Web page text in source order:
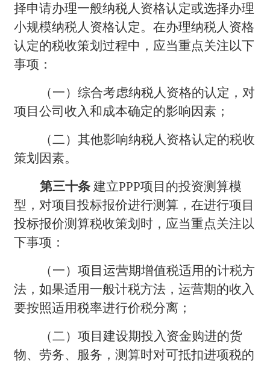
择申请办理一般纳税人资格认定或选择办理
小规模纳税人资格认定。在办理纳税人资格
认定的税收策划过程中，应当重点关注以下
事项：
（一）综合考虑纳税人资格的认定，对
项目公司收入和成本确定的影响因素；
（二）其他影响纳税人资格认定的税收
策划因素。
第三十条建立PPP项目的投资测算模
型，对项目投标报价进行测算，在进行项目
投标报价测算税收策划时，应当重点关注以
下事项：
（一）项目运营期增值税适用的计税方
法，如果适用一般计税方法，运营期的收入
要按照适用税率进行价税分离；
（二）项目建设期投入资金购进的货
物、劳务、服务，测算时对可抵扣进项税的